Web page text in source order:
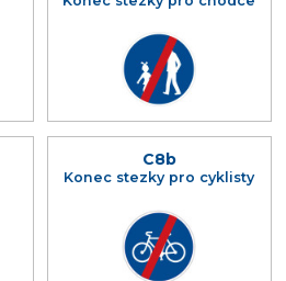
C8b
Konec stezky pro cyklisty